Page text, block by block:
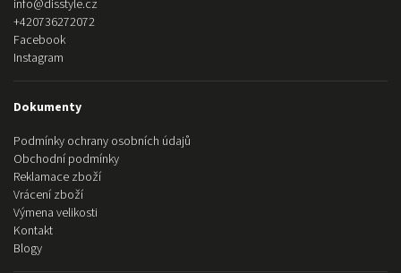
info@disstyle.cz
+420736272072
Facebook
Instagram
Dokumenty
Podmínky ochrany osobních údajů
Obchodní podmínky
Reklamace zboží
Vrácení zboží
Výmena velikosti
Kontakt
Blogy